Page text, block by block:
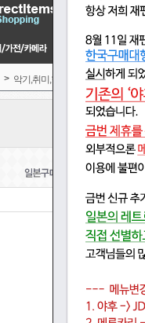
> 악기,취미,학습 > 컬렉션,취미